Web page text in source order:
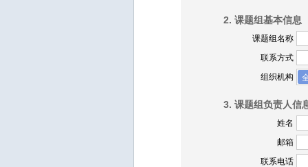
2. 课题组基本信息
课题组名称
联系方式
组织机构
3. 课题组负责人信
姓名
邮箱
联系电话